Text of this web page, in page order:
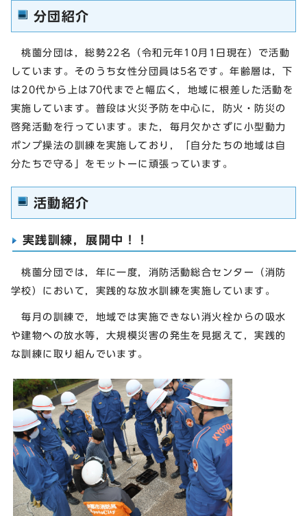
分団紹介
桃薗分団は，総勢22名（令和元年10月1日現在）で活動
しています。そのうち女性分団員は5名です。年齢層は，下
は20代から上は70代までと幅広く，地域に根差した活動を
実施しています。普段は火災予防を中心に，防火・防災の
啓発活動を行っています。また，毎月欠かさずに小型動力
ポンプ操法の訓練を実施しており，「自分たちの地域は自
分たちで守る」をモットーに頑張っています。
活動紹介
実践訓練，展開中！！
桃薗分団では，年に一度，消防活動総合センター（消防
学校）において，実践的な放水訓練を実施しています。
毎月の訓練で，地域では実施できない消火栓からの吸水
や建物への放水等，大規模災害の発生を見据えて，実践的
な訓練に取り組んでいます。